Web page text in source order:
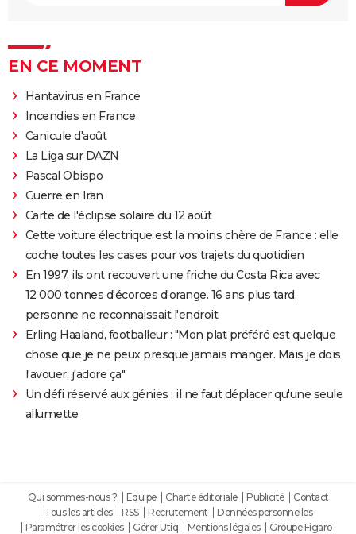
EN CE MOMENT
Hantavirus en France
Incendies en France
Canicule d'août
La Liga sur DAZN
Pascal Obispo
Guerre en Iran
Carte de l'éclipse solaire du 12 août
Cette voiture électrique est la moins chère de France : elle
coche toutes les cases pour vos trajets du quotidien
En 1997, ils ont recouvert une friche du Costa Rica avec
12 000 tonnes d'écorces d'orange. 16 ans plus tard,
personne ne reconnaissait l'endroit
Erling Haaland, footballeur : "Mon plat préféré est quelque
chose que je ne peux presque jamais manger. Mais je dois
l'avouer, j'adore ça"
Un défi réservé aux génies : il ne faut déplacer qu'une seule
allumette
Qui sommes-nous ? Equipe Charte éditoriale Publicité
Contact
Tous les articles
RSS Recrutement
Données personnelles
Paramétrer les cookies
Gérer Utiq Mentions légales Groupe Figaro